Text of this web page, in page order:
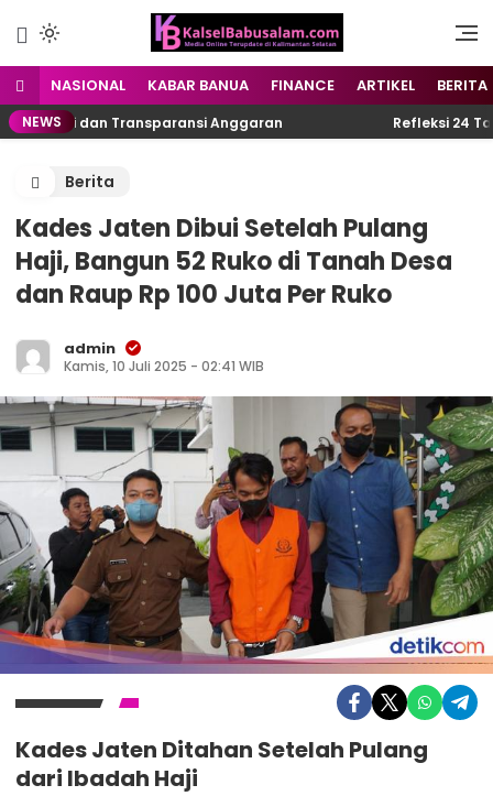
kalselbabusalam.com
Menyuarakan Kalsel,
Menginspirasi Nusantara
NASIONAL KABAR BANUA FINANCE ARTIKEL BERITA
NEWSdan Transparansi Anggaran Refleksi 24
Berita
Kades Jaten Dibui Setelah Pulang
Haji, Bangun 52 Ruko di Tanah Desa
dan Raup Rp 100 Juta Per Ruko
admin
Kamis, 10 Juli 2025 - 02:41 WIB
Kades Jaten Ditahan Setelah Pulang
dari Ibadah Haji